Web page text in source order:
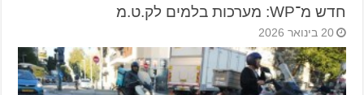
חדש מ־WP: מערכות בלמים לק.ט.מ
20 בינואר 2026